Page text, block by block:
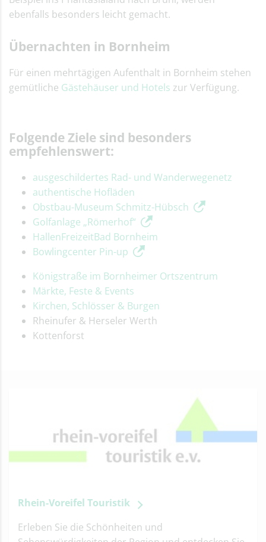
ebenfalls besonders leicht gemacht.
Übernachten in Bornheim
Für einen mehrtägigen Aufenthalt in Bornheim stehen
gemütliche Gästehäuser und Hotels zur Verfügung.
Folgende Ziele sind besonders
empfehlenswert:
ausgeschildertes Rad- und Wanderwegenetz
authentische Hofläden
Obstbau-Museum Schmitz-Hübsch
Golfanlage „Römerhof“
HallenFreizeitBad Bornheim
Bowlingcenter Pin-up
Königstraße im Bornheimer Ortszentrum
Märkte, Feste & Events
Kirchen, Schlösser & Burgen
Rheinufer & Herseler Werth
Kottenforst
Rhein-Voreifel Touristik
Erleben Sie die Schönheiten und